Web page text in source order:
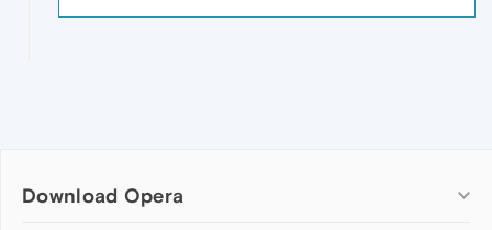
Download Opera